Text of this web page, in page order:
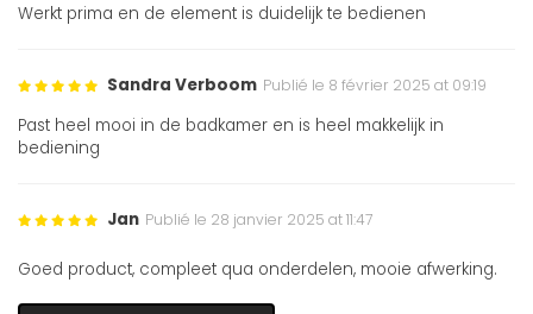
Werkt prima en de element is duidelijk te bedienen
Sandra Verboom Publié le 8 février 2025 at 09:19
Past heel mooi in de badkamer en is heel makkelijk in
bediening
Jan Publié le 28 janvier 2025 at 11:47
Goed product, compleet qua onderdelen, mooie afwerking.